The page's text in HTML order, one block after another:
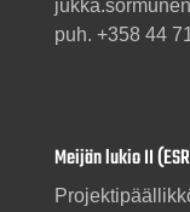
puh. +358 44
Meijän lukio II